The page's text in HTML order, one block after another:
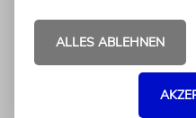
07.08.2026
ALLES ABLEHNEN